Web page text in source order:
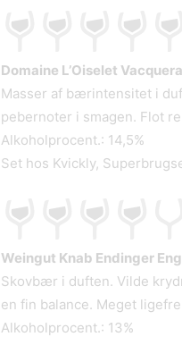
Domaine L’Oiselet
Masser af bærintensitet i
pebernoter i smagen. Flot
Alkoholprocent.: 14,5%
Set hos Kvickly,
Weingut Knab Endinger
Skovbær i duften. Vilde
en fin balance. Meget
Alkoholprocent.: 13%